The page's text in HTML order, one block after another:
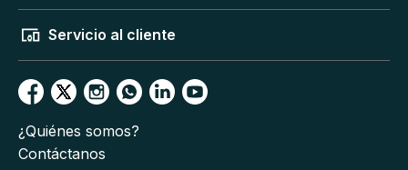
Servicio al cliente
¿Quiénes somos?
Contáctanos